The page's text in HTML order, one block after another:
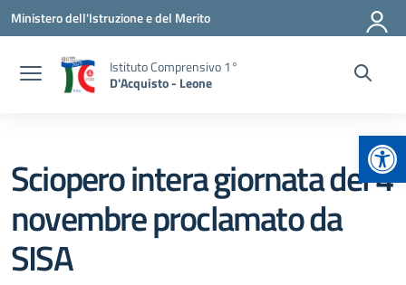
Vai ai contenuti
Vai al menu di navigazione
Vai al footer
Ministero dell'Istruzione e del Merito
Istituto Comprensivo 1°
D'Acquisto - Leone
Sciopero intera giornata del 4
novembre proclamato da
SISA